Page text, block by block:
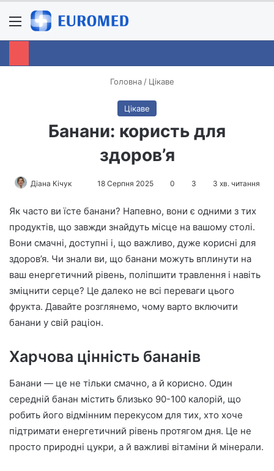
Menu
Головна / Цікаве
Цікаве
Банани: користь для
здоров’я
Діана Кічук
n
d
a
n
e
m
18 Серпня 2025 0 3 3 хв. читання
Як часто ви їсте банани? Напевно, вони є одними з тих
продуктів, що завжди знайдуть місце на вашому столі.
Вони смачні, доступні і, що важливо, дуже корисні для
здоров’я. Чи знали ви, що банани можуть вплинути на
ваш енергетичний рівень, поліпшити травлення і навіть
зміцнити серце? Це далеко не всі переваги цього
фрукта. Давайте розглянемо, чому варто включити
банани у свій раціон.
Харчова цінність бананів
Банани — це не тільки смачно, а й корисно. Один
середній банан містить близько 90-100 калорій, що
робить його відмінним перекусом для тих, хто хоче
підтримати енергетичний рівень протягом дня. Це не
просто природні цукри, а й важливі вітаміни й мінерали.